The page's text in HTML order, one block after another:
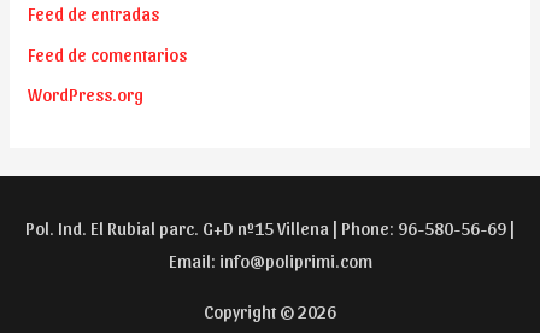
Feed de entradas
Feed de comentarios
WordPress.org
Pol. Ind. El Rubial parc. G+D nº15 Villena | Phone: 96-580-56-69 |
Email: info@poliprimi.com
Copyright © 2026